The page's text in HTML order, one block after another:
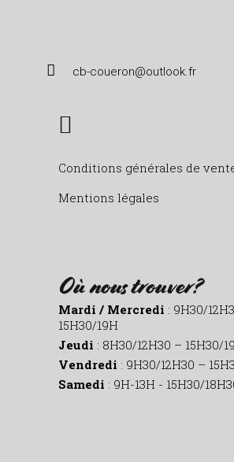
cb-coueron@outlook.fr
Conditions générales de
Mentions légales
Où nous trouver?
Mardi / Mercredi : 9H30/
15H30/19H
Jeudi : 8H30/12H30 – 15H30/
Vendredi : 9H30/12H30 –
Samedi : 9H-13H - 15H30/